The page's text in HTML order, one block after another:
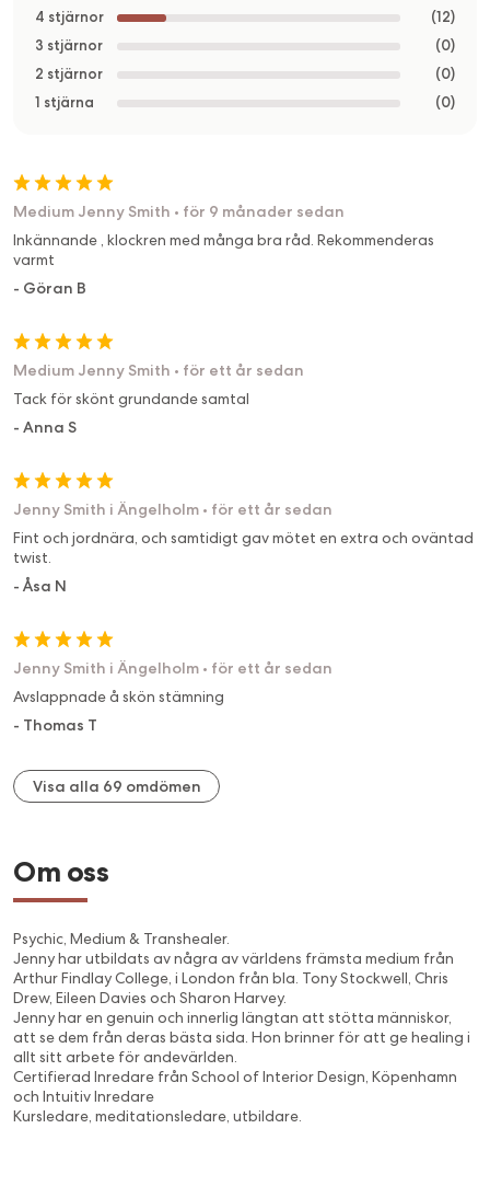
4 stjärnor
(12)
3 stjärnor
(0)
2 stjärnor
(0)
1 stjärna
(0)
Medium Jenny Smith • för 9 månader sedan
Inkännande , klockren med många bra råd. Rekommenderas
varmt
- Göran B
Medium Jenny Smith • för ett år sedan
Tack för skönt grundande samtal
- Anna S
Jenny Smith i Ängelholm • för ett år sedan
Fint och jordnära, och samtidigt gav mötet en extra och oväntad
twist.
- Åsa N
Jenny Smith i Ängelholm • för ett år sedan
Avslappnade å skön stämning
- Thomas T
Visa alla 69 omdömen
Om oss
Psychic, Medium & Transhealer.
Jenny har utbildats av några av världens främsta medium från
Arthur Findlay College, i London från bla. Tony Stockwell, Chris
Drew, Eileen Davies och Sharon Harvey.
Jenny har en genuin och innerlig längtan att stötta människor,
att se dem från deras bästa sida. Hon brinner för att ge healing i
allt sitt arbete för andevärlden.
Certifierad Inredare från School of Interior Design, Köpenhamn
och Intuitiv Inredare
Kursledare, meditationsledare, utbildare.